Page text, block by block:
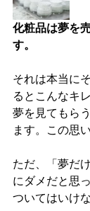
化粧品は夢を
す。
それは本当に
るとこんなキ
夢を見てもら
ます。この思
ただ、「夢だ
にダメだと思
ついてはいけ